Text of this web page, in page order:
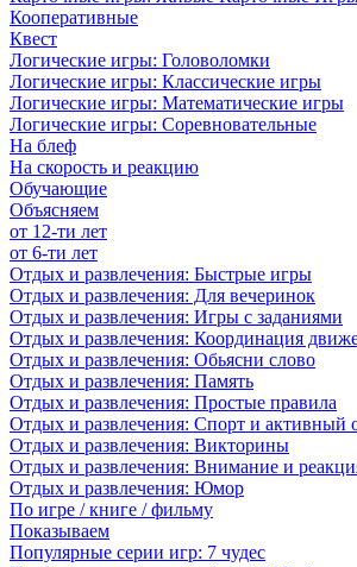
Кооперативные
Квест
Логические игры: Головоломки
Логические игры: Классические игры
Логические игры: Математические игры
Логические игры: Соревновательные
На блеф
На скорость и реакцию
Обучающие
Объясняем
от 12-ти лет
от 6-ти лет
Отдых и развлечения: Быстрые игры
Отдых и развлечения: Для вечеринок
Отдых и развлечения: Игры с заданиями
Отдых и развлечения: Координация
Отдых и развлечения: Обьясни слово
Отдых и развлечения: Память
Отдых и развлечения: Простые правила
Отдых и развлечения: Спорт и активный
Отдых и развлечения: Викторины
Отдых и развлечения: Внимание и
Отдых и развлечения: Юмор
По игре / книге / фильму
Показываем
Популярные серии игр: 7 чудес